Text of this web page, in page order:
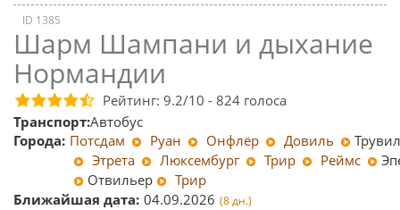
ID 1385
Шарм Шампани и дыхание
Нормандии
Рейтинг: 9.2/10 - 824 голоса
Транспорт:Автобус
Города: Потсдам Руан Онфлёр Довиль
Этрета
Люксембург Трир Реймс
Отвильер
Трир
Ближайшая дата: 04.09.2026 (8 дн.)